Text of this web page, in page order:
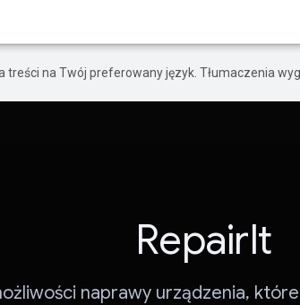
treści na Twój preferowany język. Tłumaczenia
RepairIt
naprawy urządzenia,